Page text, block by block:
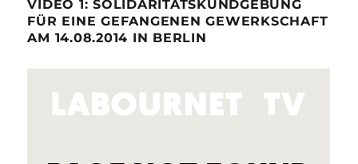
VIDEO 1: SOLIDARITÄTSKUNDGEBUNG
FÜR EINE GEFANGENEN GEWERKSCHAFT
AM 14.08.2014 IN BERLIN